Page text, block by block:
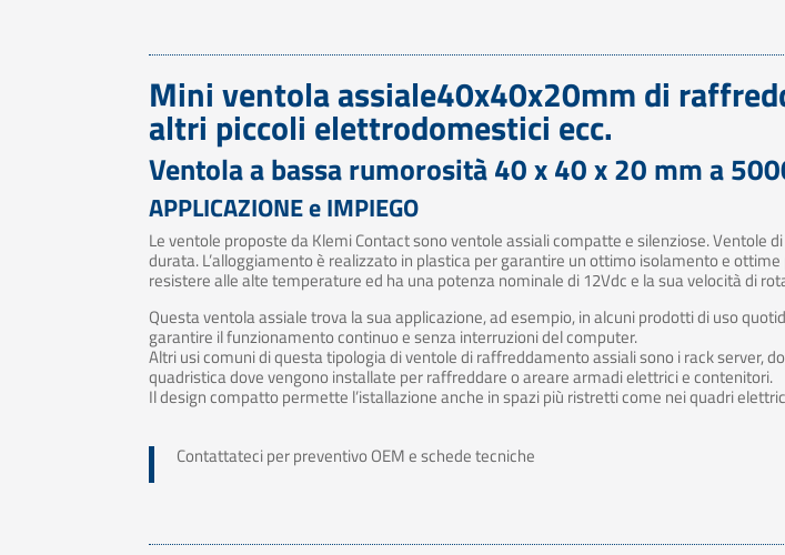
Mini ventola assiale40x40x20mm di
altri piccoli elettrodomestici ecc.
Ventola a bassa rumorosità 40 x 40 x 20 mm a
APPLICAZIONE e IMPIEGO
Le ventole proposte da Klemi Contact sono ventole assiali compatte e silenziose. Ventole
durata. L’alloggiamento è realizzato in plastica per garantire un ottimo isolamento e
resistere alle alte temperature ed ha una potenza nominale di 12Vdc e la sua velocità di
Questa ventola assiale trova la sua applicazione, ad esempio, in alcuni prodotti di uso
garantire il funzionamento continuo e senza interruzioni del computer.
Altri usi comuni di questa tipologia di ventole di raffreddamento assiali sono i rack server,
quadristica dove vengono installate per raffreddare o areare armadi elettrici e contenitori.
Il design compatto permette l’istallazione anche in spazi più ristretti come nei quadri
Contattateci per preventivo OEM e schede tecniche